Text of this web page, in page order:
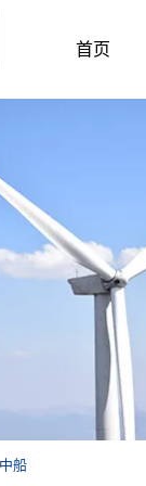
首页
中船